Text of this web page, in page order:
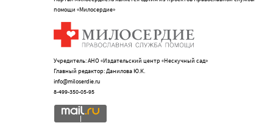
помощи «Милосердие»
Учредитель: АНО «Издательский центр «Нескучный сад»
Главный редактор: Данилова Ю.К.
info@miloserdie.ru
8-499-350-05-95